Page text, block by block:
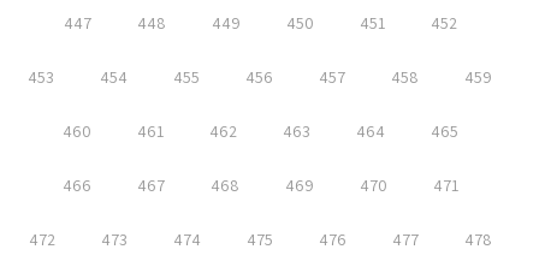
447 448 449 450 451 452
453 454 455 456 457 458 459
460 461 462 463 464 465
466 467 468 469 470 471
472 473 474 475 476 477 478